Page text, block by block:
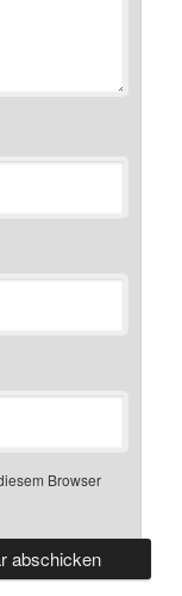
Browser